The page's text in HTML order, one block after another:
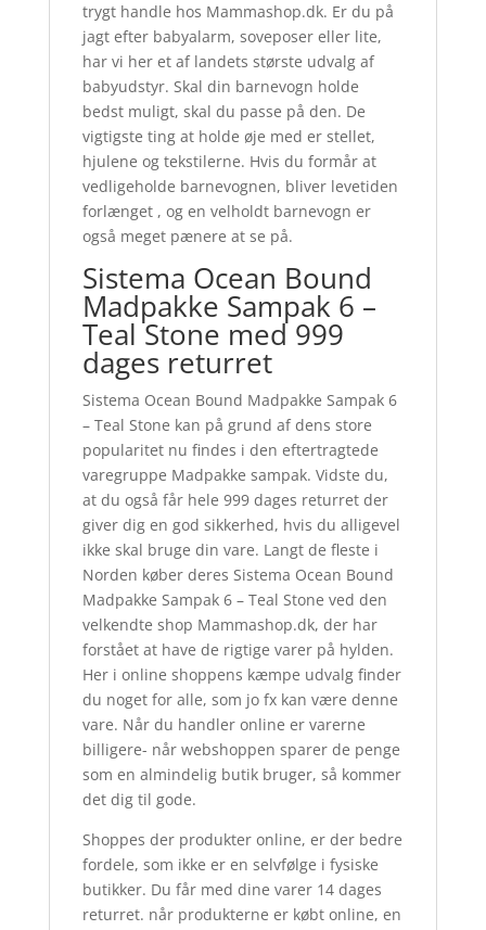
trygt handle hos Mammashop.dk. Er du på
jagt efter babyalarm, soveposer eller lite,
har vi her et af landets største udvalg af
babyudstyr. Skal din barnevogn holde
bedst muligt, skal du passe på den. De
vigtigste ting at holde øje med er stellet,
hjulene og tekstilerne. Hvis du formår at
vedligeholde barnevognen, bliver levetiden
forlænget , og en velholdt barnevogn er
også meget pænere at se på.
Sistema Ocean Bound
Madpakke Sampak 6 –
Teal Stone med 999
dages returret
Sistema Ocean Bound Madpakke Sampak 6
– Teal Stone kan på grund af dens store
popularitet nu findes i den eftertragtede
varegruppe Madpakke sampak. Vidste du,
at du også får hele 999 dages returret der
giver dig en god sikkerhed, hvis du alligevel
ikke skal bruge din vare. Langt de fleste i
Norden køber deres Sistema Ocean Bound
Madpakke Sampak 6 – Teal Stone ved den
velkendte shop Mammashop.dk, der har
forstået at have de rigtige varer på hylden.
Her i online shoppens kæmpe udvalg finder
du noget for alle, som jo fx kan være denne
vare. Når du handler online er varerne
billigere- når webshoppen sparer de penge
som en almindelig butik bruger, så kommer
det dig til gode.
Shoppes der produkter online, er der bedre
fordele, som ikke er en selvfølge i fysiske
butikker. Du får med dine varer 14 dages
returret. når produkterne er købt online, en